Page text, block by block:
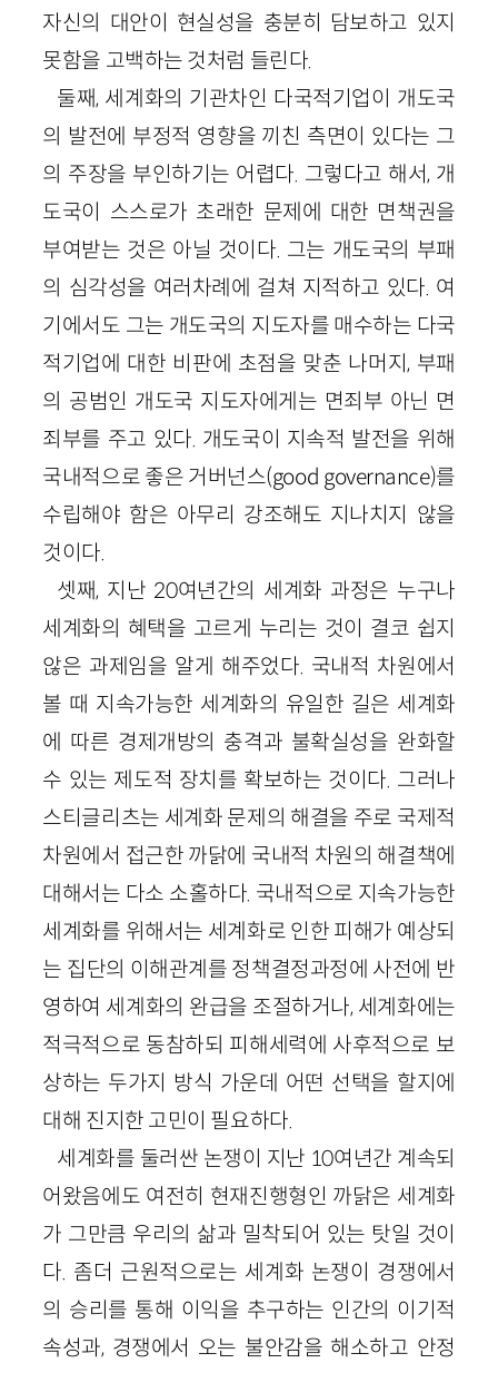
자신의 대안이 현실성을 충분히 담보하고 있지
못함을 고백하는 것처럼 들린다.
둘째, 세계화의 기관차인 다국적기업이 개도국
의 발전에 부정적 영향을 끼친 측면이 있다는 그
의 주장을 부인하기는 어렵다. 그렇다고 해서, 개
도국이 스스로가 초래한 문제에 대한 면책권을
부여받는 것은 아닐 것이다. 그는 개도국의 부패
의 심각성을 여러차례에 걸쳐 지적하고 있다. 여
기에서도 그는 개도국의 지도자를 매수하는 다국
적기업에 대한 비판에 초점을 맞춘 나머지, 부패
의 공범인 개도국 지도자에게는 면죄부 아닌 면
죄부를 주고 있다. 개도국이 지속적 발전을 위해
국내적으로 좋은 거버넌스(good governance)를
수립해야 함은 아무리 강조해도 지나치지 않을
것이다.
셋째, 지난 20여년간의 세계화 과정은 누구나
세계화의 혜택을 고르게 누리는 것이 결코 쉽지
않은 과제임을 알게 해주었다. 국내적 차원에서
볼 때 지속가능한 세계화의 유일한 길은 세계화
에 따른 경제개방의 충격과 불확실성을 완화할
수 있는 제도적 장치를 확보하는 것이다. 그러나
스티글리츠는 세계화 문제의 해결을 주로 국제적
차원에서 접근한 까닭에 국내적 차원의 해결책에
대해서는 다소 소홀하다. 국내적으로 지속가능한
세계화를 위해서는 세계화로 인한 피해가 예상되
는 집단의 이해관계를 정책결정과정에 사전에 반
영하여 세계화의 완급을 조절하거나, 세계화에는
적극적으로 동참하되 피해세력에 사후적으로 보
상하는 두가지 방식 가운데 어떤 선택을 할지에
대해 진지한 고민이 필요하다.
세계화를 둘러싼 논쟁이 지난 10여년간 계속되
어왔음에도 여전히 현재진행형인 까닭은 세계화
가 그만큼 우리의 삶과 밀착되어 있는 탓일 것이
다. 좀더 근원적으로는 세계화 논쟁이 경쟁에서
의 승리를 통해 이익을 추구하는 인간의 이기적
속성과, 경쟁에서 오는 불안감을 해소하고 안정